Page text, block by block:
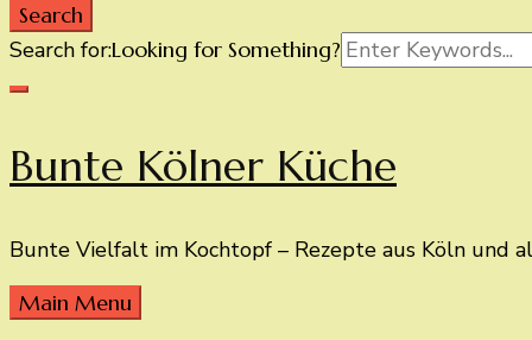
Search
Search for:Looking for Something?
Bunte Kölner Küche
Bunte Vielfalt im Kochtopf – Rezepte aus Köln und
Main Menu